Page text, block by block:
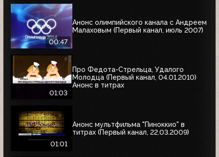
00:47
Анонс олимпийского канала с Андреем
Малаховым (Первый канал, июль 2007)
01:03
Про Федота-Стрельца, Удалого
Молодца (Первый канал, 04.01.2010)
Анонс в титрах
01:01
Анонс мультфильма "Пиноккио" в
титрах (Первый канал, 22.03.2009)